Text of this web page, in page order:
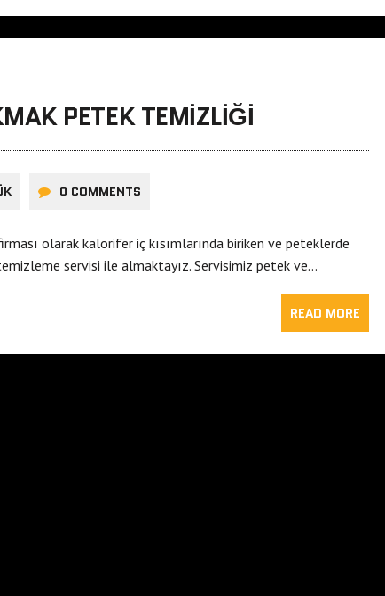
PETEK TEMIZLIĞI
0 COMMENTS
olarak kalorifer iç kısımlarında biriken ve peteklerde
servisi ile almaktayız. Servisimiz petek ve…
READ MORE